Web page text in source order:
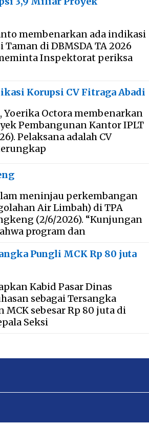
membenarkan ada indikasi
Taman di DBMSDA TA 2026
Inspektorat periksa
Korupsi CV Fitraga Abadi
Octora membenarkan
Pembangunan Kantor IPLT
Pelaksana adalah CV
meninjau perkembangan
Air Limbah) di TPA
(2/6/2026). “Kunjungan
program dan
Pungli MCK Rp 80 juta
Kabid Pasar Dinas
sebagai Tersangka
sebesar Rp 80 juta di
Seksi